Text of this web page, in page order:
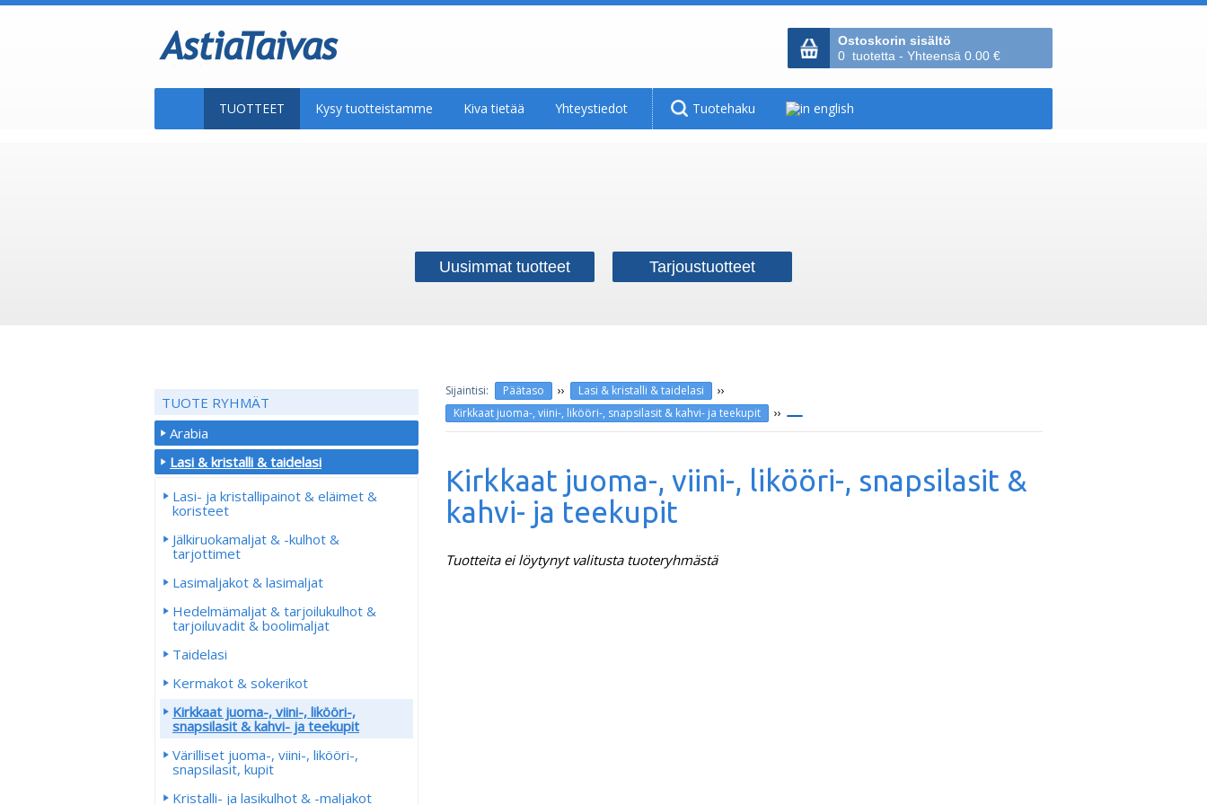
Ostoskorin sisältö
0 tuotetta - Yhteensä 0.00 €
TUOTTEET Kysy tuotteistamme Kiva tietää Yhteystiedot Tuotehaku
Uusimmat tuotteet Tarjoustuotteet
Päätaso ›› Lasi & kristalli & taidelasi ››
Kirkkaat juoma-, viini-, likööri-, snapsilasit & kahvi- ja teekupit ››
Kirkkaat juoma-, viini-, likööri-, snapsilasit &
kahvi- ja teekupit
Tuotteita ei löytynyt valitusta tuoteryhmästä
TUOTE RYHMÄT
Arabia
Lasi & kristalli & taidelasi
Lasi- ja kristallipainot & eläimet &
koristeet
Jälkiruokamaljat & -kulhot &
tarjottimet
Lasimaljakot & lasimaljat
Hedelmämaljat & tarjoilukulhot &
tarjoiluvadit & boolimaljat
Taidelasi
Kermakot & sokerikot
Kirkkaat juoma-, viini-, likööri-,
snapsilasit & kahvi- ja teekupit
Värilliset juoma-, viini-, likööri-,
snapsilasit, kupit
Kristalli- ja lasikulhot & -maljakot